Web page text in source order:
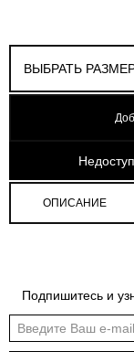
ВЫБРАТЬ
арт: 4-02506_60216-
ОПИСАНИЕ
Подпишитесь и